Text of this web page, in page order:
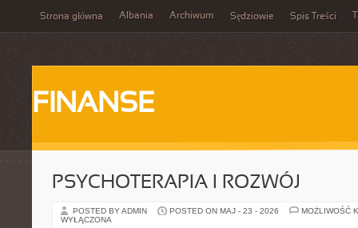
Strona główna Albania Archiwum Sędziowie Spis Treści
FINANSE
PSYCHOTERAPIA I ROZWÓJ
POSTED BY ADMIN POSTED ON MAJ - 23 - 2026
MOŻLIWOŚĆ
WYŁĄCZONA